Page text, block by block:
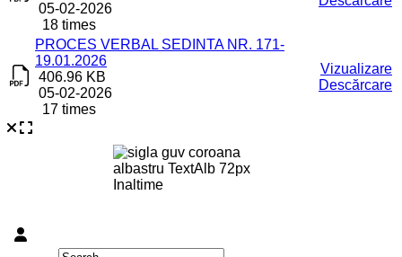
05-02-2026
18 times
PROCES VERBAL SEDINTA NR. 171-
19.01.2026
406.96 KB
05-02-2026
17 times
Vizualizare
Descărcare